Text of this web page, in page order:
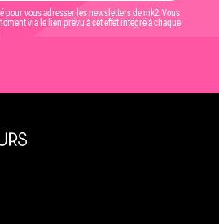
vous adresser les newsletters de mk2. Vous
via le lien prévu à cet effet intégré à chaque